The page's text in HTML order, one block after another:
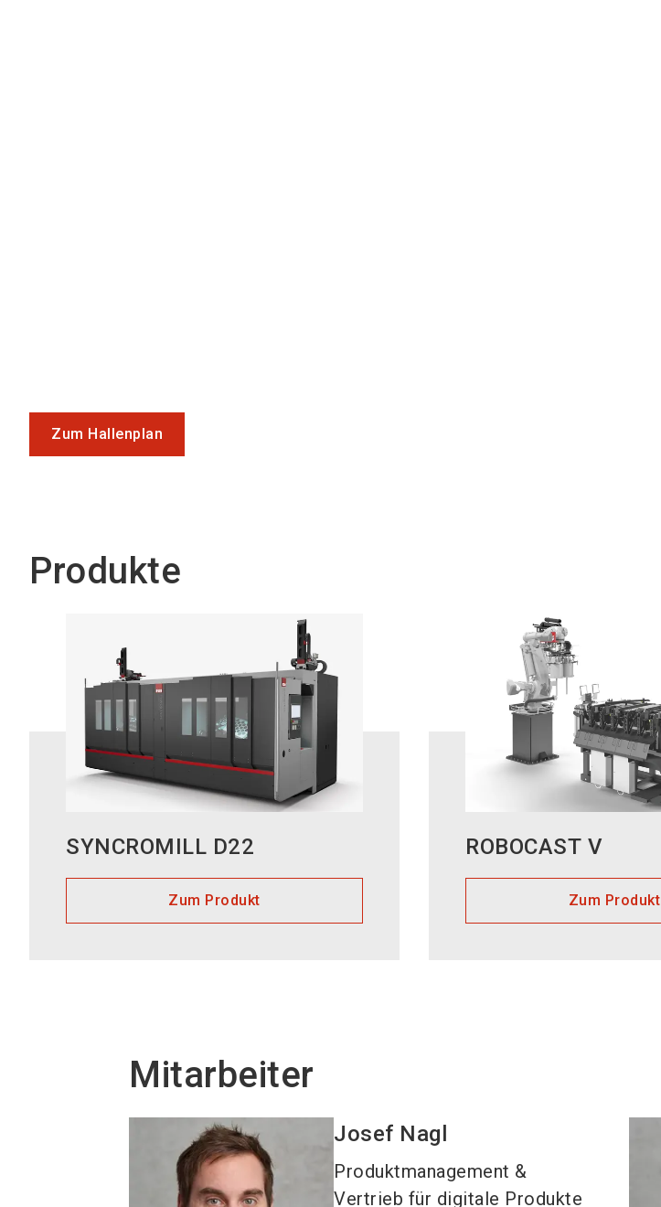
Zum Hallenplan
Produkte
SYNCROMILL D22
Zum Produkt
ROBOCAST V
Zum Produkt
Mitarbeiter
Josef Nagl
Produktmanagement &
Vertrieb für digitale Produkte